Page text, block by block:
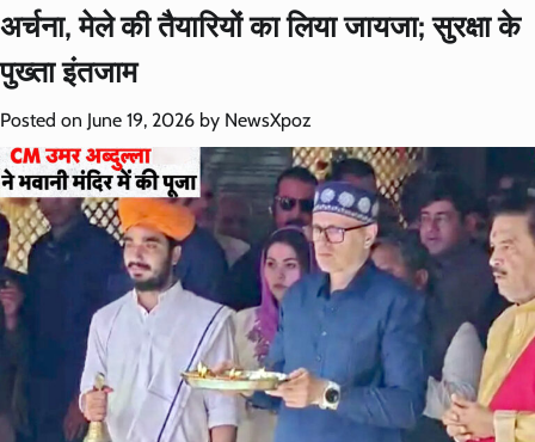
अर्चना, मेले की तैयारियों का लिया जायजा; सुरक्षा के
पुख्ता इंतजाम
Posted on June 19, 2026 by NewsXpoz